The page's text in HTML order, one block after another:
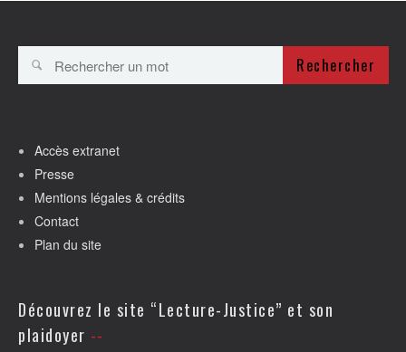
Rechercher
Accès extranet
Presse
Mentions légales & crédits
Contact
Plan du site
Découvrez le site “Lecture-Justice” et son
plaidoyer